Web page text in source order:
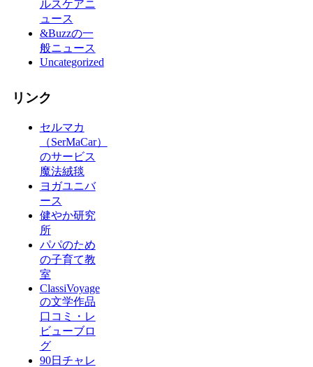
ルスケアニ
ュース
&Buzzの一
般ニュース
Uncategorized
リンク
セルマカ
（SerMaCar）
のサービス
魔法絨毯
ヨガユニバ
ース
健やか研究
所
パパのため
の子育て教
室
ClassiVoyage
の文学作品
口コミ・レ
ビューブロ
グ
90日チャレ